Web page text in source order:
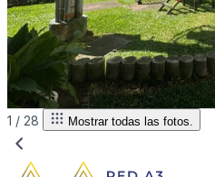
1 / 28 Mostrar todas las fotos.